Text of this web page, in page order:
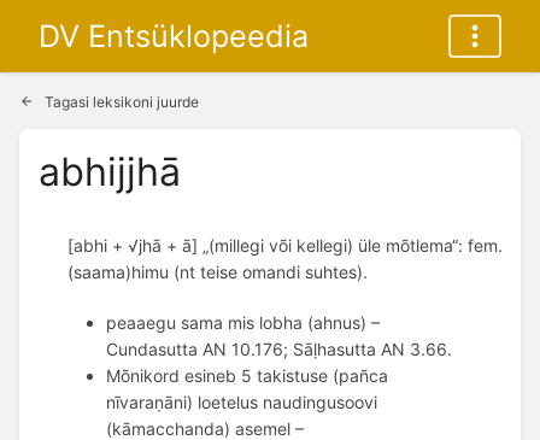
DV Entsüklopeedia
Tagasi leksikoni juurde
abhijjhā
[abhi + √jhā + ā] „(millegi või kellegi) üle mõtlema“: fem.
(saama)himu (nt teise omandi suhtes).
peaaegu sama mis lobha (ahnus) –
Cundasutta AN 10.176; Sāḷhasutta AN 3.66.
Mõnikord esineb 5 takistuse (pañca
nīvaraṇāni) loetelus naudingusoovi
(kāmacchanda) asemel –